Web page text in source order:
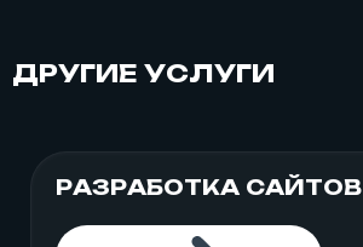
ДРУГИЕ УСЛУГИ
РАЗРАБОТКА САЙТОВ